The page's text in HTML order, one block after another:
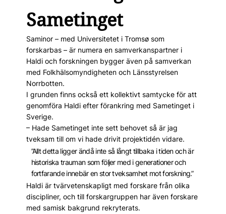
Sametinget
Saminor – med Universitetet i Tromsø som
forskarbas – är numera en samverkanspartner i
Haldi och forskningen bygger även på samverkan
med Folkhälsomyndigheten och Länsstyrelsen
Norrbotten.
I grunden finns också ett kollektivt samtycke för att
genomföra Haldi efter förankring med Sametinget i
Sverige.
– Hade Sametinget inte sett behovet så är jag
tveksam till om vi hade drivit projektidén vidare.
”Allt detta ­ligger ändå inte så långt tillbaka i tiden och är
historiska trauman som följer med i generationer och
fortfarande innebär en stor tveksamhet mot forskning.”
Haldi är tvärvetenskapligt med forskare från olika
discipliner, och till forskargruppen har även forskare
med samisk bakgrund rekryterats.